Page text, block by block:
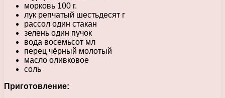
морковь 100 г.
лук репчатый шестьдесят г
рассол один стакан
зелень один пучок
вода восемьсот мл
перец чёрный молотый
масло оливковое
соль
Приготовление: